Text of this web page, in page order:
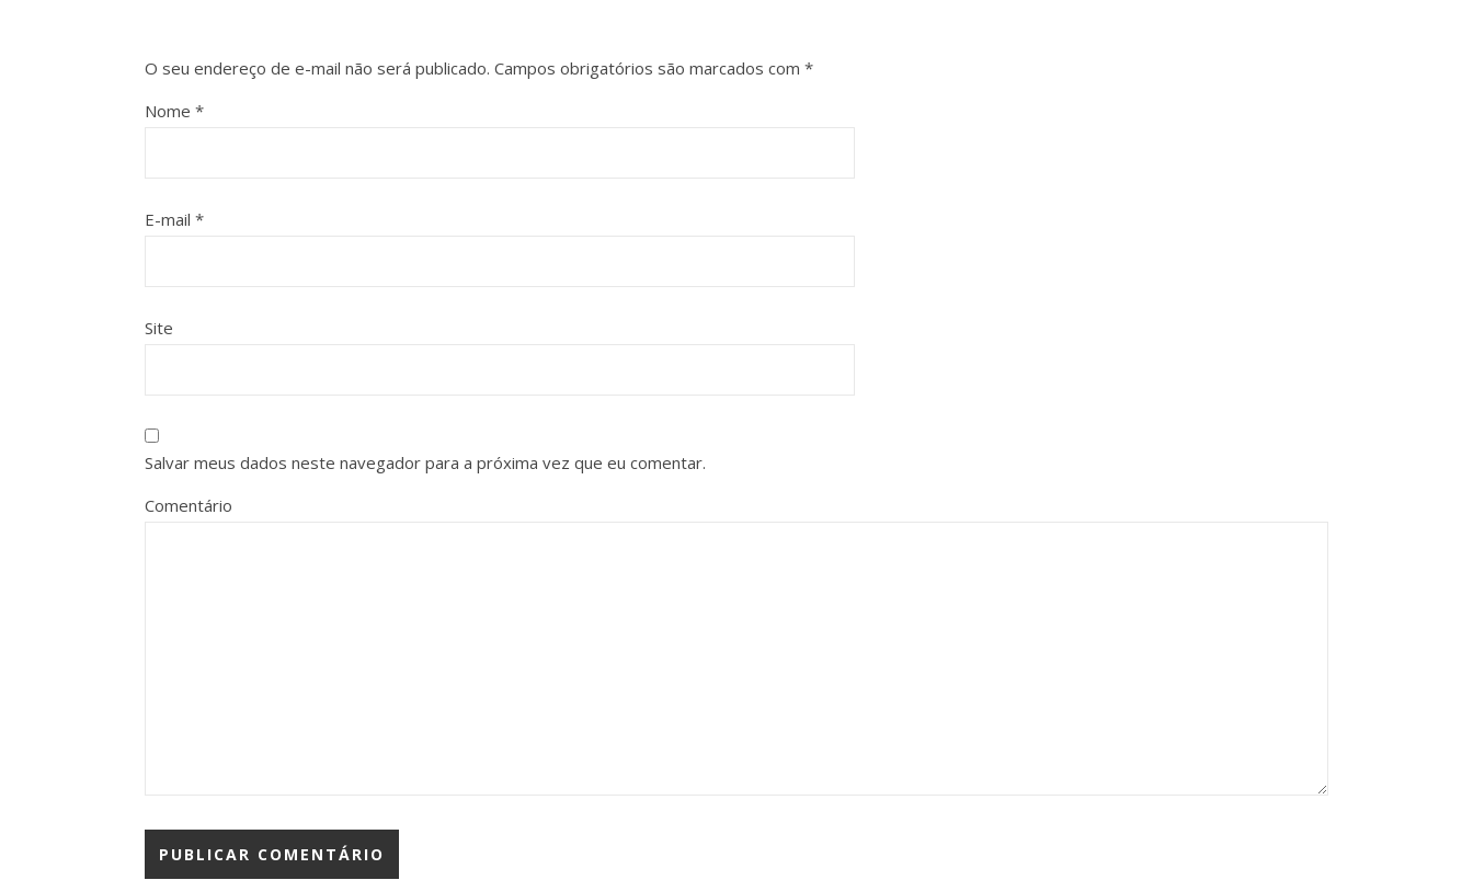
O seu endereço de e-mail não será publicado. Campos obrigatórios são marcados com *
Nome *
E-mail *
Site
Salvar meus dados neste navegador para a próxima vez que eu comentar.
Comentário